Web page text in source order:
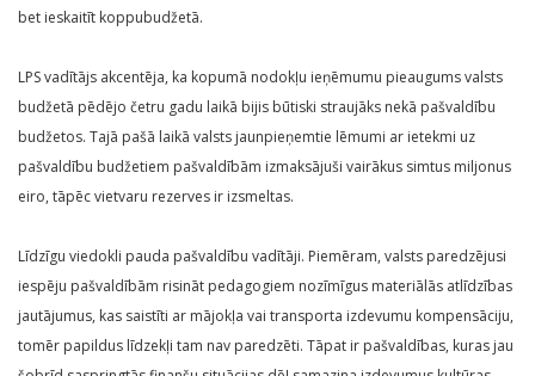
bet ieskaitīt koppubudžetā.
LPS vadītājs akcentēja, ka kopumā nodokļu ieņēmumu pieaugums valsts
budžetā pēdējo četru gadu laikā bijis būtiski straujāks nekā pašvaldību
budžetos. Tajā pašā laikā valsts jaunpieņemtie lēmumi ar ietekmi uz
pašvaldību budžetiem pašvaldībām izmaksājuši vairākus simtus miljonus
eiro, tāpēc vietvaru rezerves ir izsmeltas.
Līdzīgu viedokli pauda pašvaldību vadītāji. Piemēram, valsts paredzējusi
iespēju pašvaldībām risināt pedagogiem nozīmīgus materiālās atlīdzības
jautājumus, kas saistīti ar mājokļa vai transporta izdevumu kompensāciju,
tomēr papildus līdzekļi tam nav paredzēti. Tāpat ir pašvaldības, kuras jau